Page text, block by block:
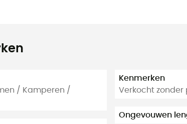
/ Kamperen /
Kenmerken
Verkocht zonder
Ongevouwen